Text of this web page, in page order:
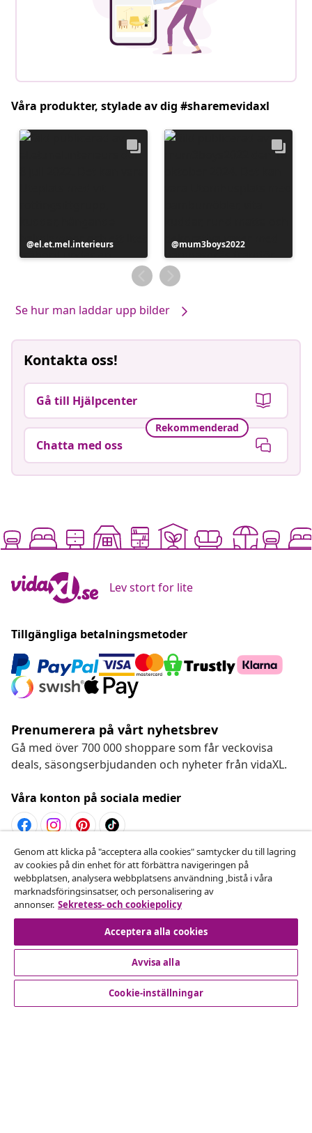
Våra produkter, stylade av dig #sharemevidaxl
Inlägg
publicerat
el.et.mel.interieurs
Inlägg
publicerat
av
mum3boys2022
Se hur man laddar upp bilder
Kontakta oss!
Gå till Hjälpcenter
Rekommenderad
Chatta med oss
Lev stort for lite
Tillgängliga betalningsmetoder
Prenumerera på vårt nyhetsbrev
Gå med över 700 000 shoppare som får veckovisa
deals, säsongserbjudanden och nyheter från vidaXL.
Våra konton på sociala medier
Avbryta avtalet
Skicka in en begäran om uttag för din beställning.
Avbryta avtalet
Kundservice
Genom att klicka på "acceptera alla cookies" samtycker du till lagring
av cookies på din enhet för att förbättra navigeringen på
webbplatsen, analysera webbplatsens användning ,bistå i våra
marknadsföringsinsatser, och personalisering av
annonser. Sekretess- och cookiepolicy
Acceptera alla cookies
Avvisa alla
Cookie-inställningar